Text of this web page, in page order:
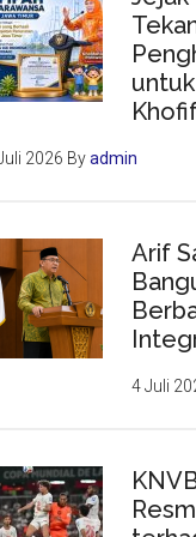
2026 Byadmin
Arif
4 Juli